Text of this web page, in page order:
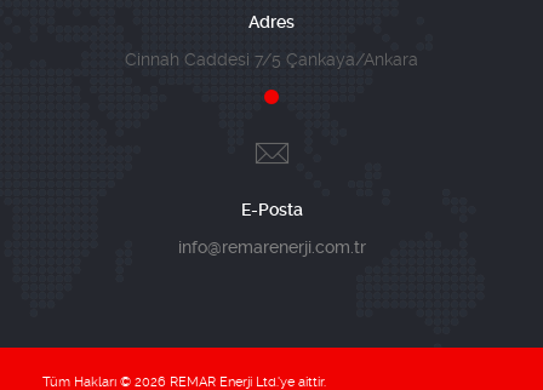
Adres
Cinnah Caddesi 7/5 Çankaya/Ankara
E-Posta
info@remarenerji.com.tr
Tüm Hakları © 2026 REMAR Enerji Ltd.'ye aittir.